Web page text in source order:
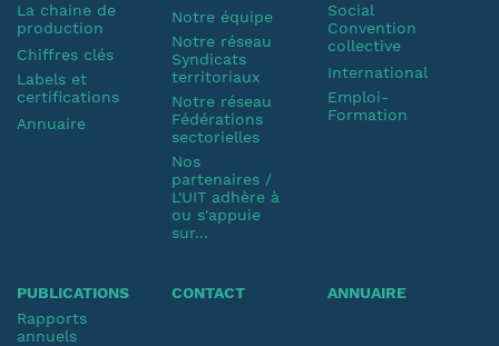
La chaine de
production
Chiffres clés
Labels et
certifications
Annuaire
Notre équipe
Notre réseau
Syndicats
territoriaux
Notre réseau
Fédérations
sectorielles
Nos
partenaires /
L'UIT adhère à
ou s'appuie
sur...
Social
Convention
collective
International
Emploi-
Formation
PUBLICATIONS
Rapports
annuels
CONTACT ANNUAIRE